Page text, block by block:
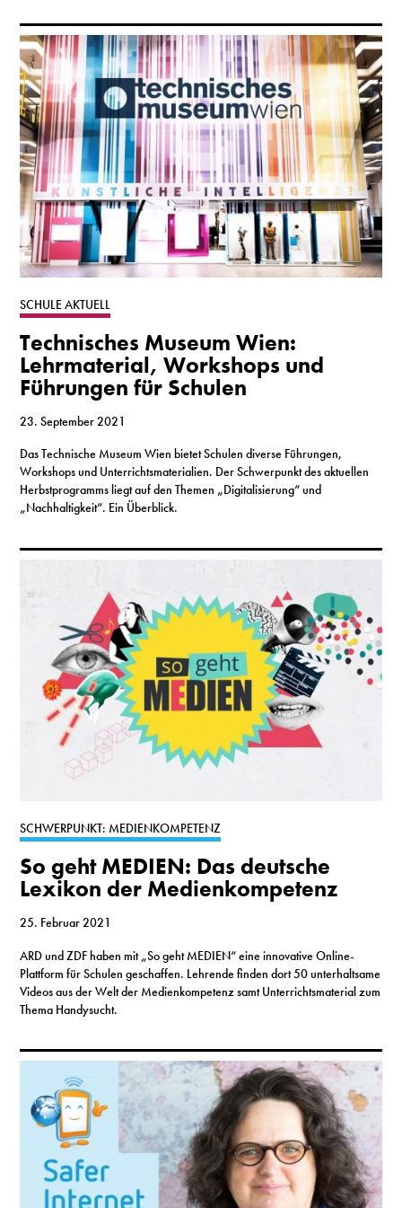
SCHULE AKTUELL
Technisches Museum Wien:
Lehrmaterial, Workshops und
Führungen für Schulen
23. September 2021
Das Technische Museum Wien bietet Schulen diverse Führungen,
Workshops und Unterrichtsmaterialien. Der Schwerpunkt des aktuellen
Herbstprogramms liegt auf den Themen „Digitalisierung“ und
„Nachhaltigkeit“. Ein Überblick.
SCHWERPUNKT: MEDIENKOMPETENZ
So geht MEDIEN: Das deutsche
Lexikon der Medienkompetenz
25. Februar 2021
ARD und ZDF haben mit „So geht MEDIEN“ eine innovative Online-
Plattform für Schulen geschaffen. Lehrende finden dort 50 unterhaltsame
Videos aus der Welt der Medienkompetenz samt Unterrichtsmaterial zum
Thema Handysucht.